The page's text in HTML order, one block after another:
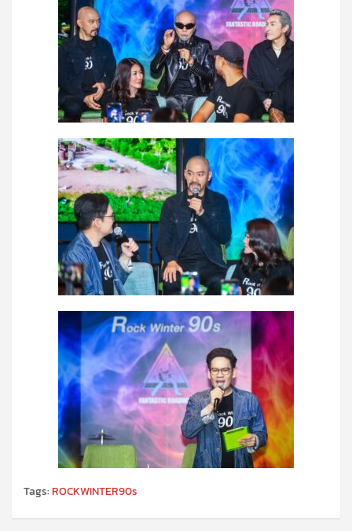
Tags:ROCKWINTER90s